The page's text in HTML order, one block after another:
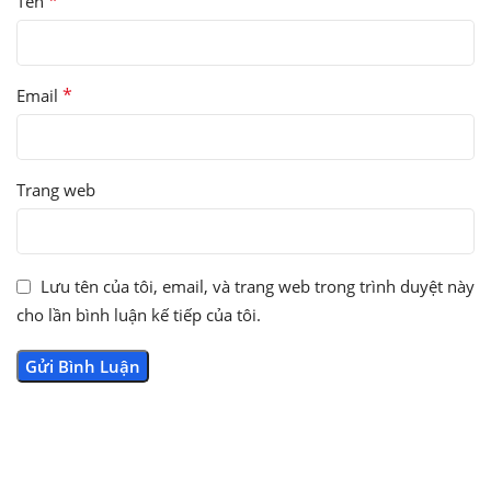
Email *
Trang web
Lưu tên của tôi, email, và trang web trong trình duyệt này
cho lần bình luận kế tiếp của tôi.